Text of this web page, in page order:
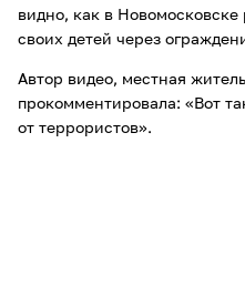
видно, как в
своих детей через
Автор видео, местная
прокомментировала: «Вот
от террористов».